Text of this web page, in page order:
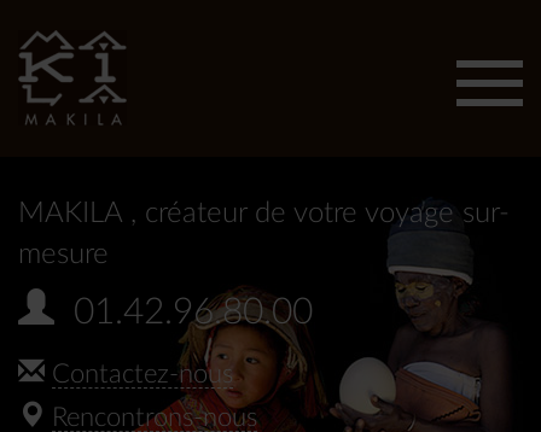
MAKILA , créateur de votre voyage sur-
mesure
01.42.96.80.00
Contactez-nous
Rencontrons-nous